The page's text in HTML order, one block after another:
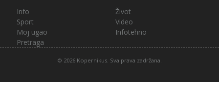
Info
Život
Sport
Video
Moj ugao
Infotehno
Pretraga
© 2026 Kopernikus. Sva prava zadržana.